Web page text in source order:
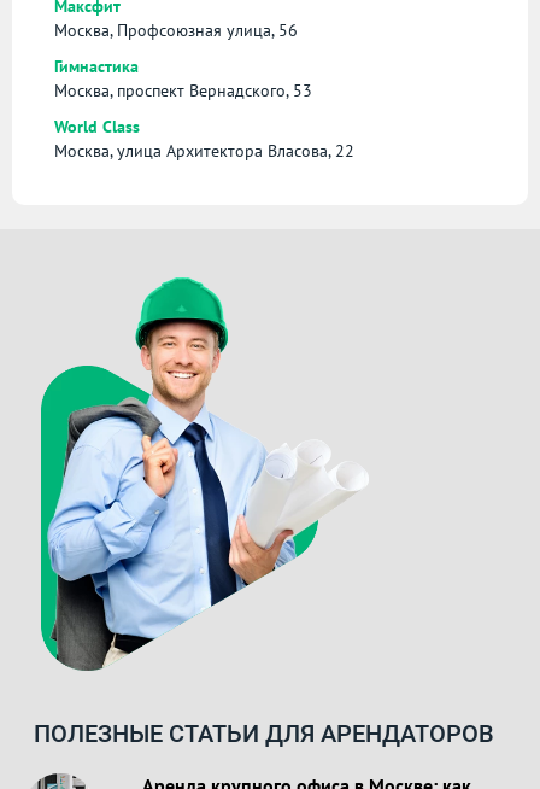
Максфит
Москва, Профсоюзная улица, 56
Гимнастика
Москва, проспект Вернадского, 53
World Class
Москва, улица Архитектора Власова, 22
ПОЛЕЗНЫЕ СТАТЬИ ДЛЯ АРЕНДАТОРОВ